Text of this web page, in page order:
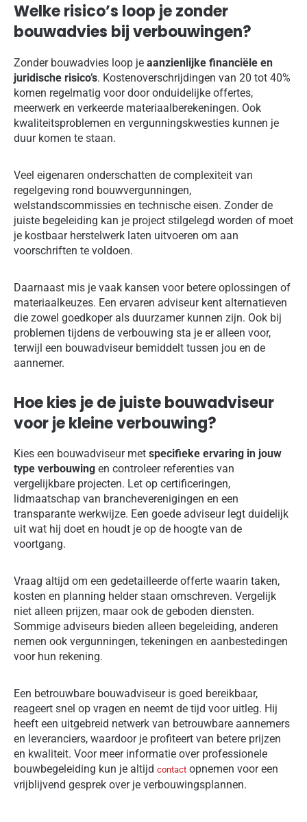
Welke risico’s loop je zonder
bouwadvies bij verbouwingen?
Zonder bouwadvies loop je aanzienlijke financiële en
juridische risico’s. Kostenoverschrijdingen van 20 tot 40%
komen regelmatig voor door onduidelijke offertes,
meerwerk en verkeerde materiaalberekeningen. Ook
kwaliteitsproblemen en vergunningskwesties kunnen je
duur komen te staan.
Veel eigenaren onderschatten de complexiteit van
regelgeving rond bouwvergunningen,
welstandscommissies en technische eisen. Zonder de
juiste begeleiding kan je project stilgelegd worden of moet
je kostbaar herstelwerk laten uitvoeren om aan
voorschriften te voldoen.
Daarnaast mis je vaak kansen voor betere oplossingen of
materiaalkeuzes. Een ervaren adviseur kent alternatieven
die zowel goedkoper als duurzamer kunnen zijn. Ook bij
problemen tijdens de verbouwing sta je er alleen voor,
terwijl een bouwadviseur bemiddelt tussen jou en de
aannemer.
Hoe kies je de juiste bouwadviseur
voor je kleine verbouwing?
Kies een bouwadviseur met specifieke ervaring in jouw
type verbouwing en controleer referenties van
vergelijkbare projecten. Let op certificeringen,
lidmaatschap van brancheverenigingen en een
transparante werkwijze. Een goede adviseur legt duidelijk
uit wat hij doet en houdt je op de hoogte van de
voortgang.
Vraag altijd om een gedetailleerde offerte waarin taken,
kosten en planning helder staan omschreven. Vergelijk
niet alleen prijzen, maar ook de geboden diensten.
Sommige adviseurs bieden alleen begeleiding, anderen
nemen ook vergunningen, tekeningen en aanbestedingen
voor hun rekening.
Een betrouwbare bouwadviseur is goed bereikbaar,
reageert snel op vragen en neemt de tijd voor uitleg. Hij
heeft een uitgebreid netwerk van betrouwbare aannemers
en leveranciers, waardoor je profiteert van betere prijzen
en kwaliteit. Voor meer informatie over professionele
bouwbegeleiding kun je altijd contact opnemen voor een
vrijblijvend gesprek over je verbouwingsplannen.